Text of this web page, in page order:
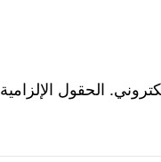
الحقول